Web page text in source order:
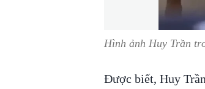
Hình ảnh Huy Trần
Được biết, Huy